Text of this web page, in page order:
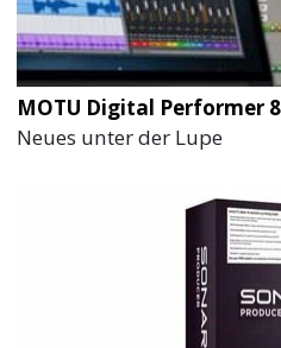
MOTU Digital Performer
Neues unter der Lupe